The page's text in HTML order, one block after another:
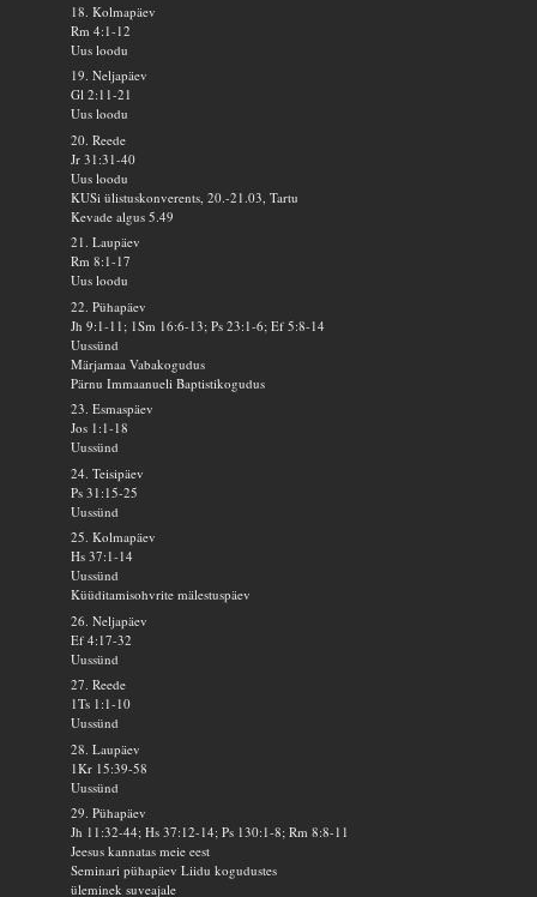
18. Kolmapäev
Rm 4:1-12
Uus loodu
19. Neljapäev
Gl 2:11-21
Uus loodu
20. Reede
Jr 31:31-40
Uus loodu
KUSi ülistuskonverents, 20.-21.03, Tartu
Kevade algus 5.49
21. Laupäev
Rm 8:1-17
Uus loodu
22. Pühapäev
Jh 9:1-11; 1Sm 16:6-13; Ps 23:1-6; Ef 5:8-14
Uussünd
Märjamaa Vabakogudus
Pärnu Immaanueli Baptistikogudus
23. Esmaspäev
Jos 1:1-18
Uussünd
24. Teisipäev
Ps 31:15-25
Uussünd
25. Kolmapäev
Hs 37:1-14
Uussünd
Küüditamisohvrite mälestuspäev
26. Neljapäev
Ef 4:17-32
Uussünd
27. Reede
1Ts 1:1-10
Uussünd
28. Laupäev
1Kr 15:39-58
Uussünd
29. Pühapäev
Jh 11:32-44; Hs 37:12-14; Ps 130:1-8; Rm 8:8-11
Jeesus kannatas meie eest
Seminari pühapäev Liidu kogudustes
üleminek suveajale